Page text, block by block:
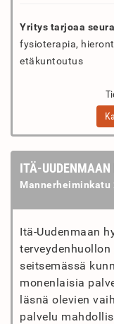
Yritys tarjoaa
fysioterapia,
etäkuntoutus
ITÄ-
Mannerheiminkatu
Itä-Uudenmaan
seitsemässä
monenlaisia
läsnä olevien
palvelu